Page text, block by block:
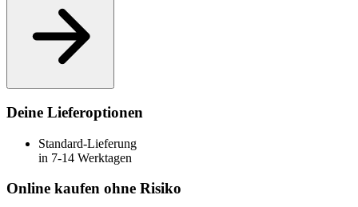
Deine Lieferoptionen
Standard-Lieferung
in 7-14 Werktagen
Online kaufen ohne Risiko